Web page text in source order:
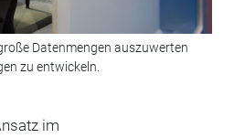
Datenmengen auszuwerten
zu entwickeln.
im